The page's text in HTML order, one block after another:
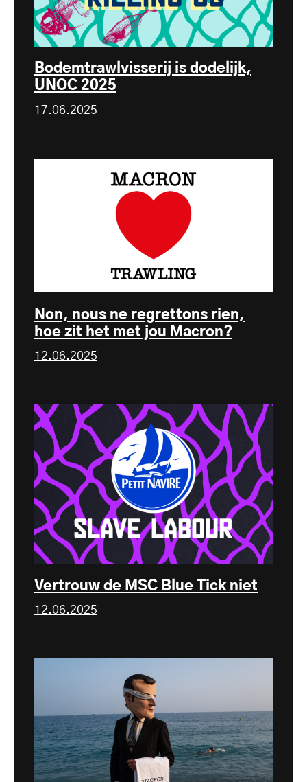
Bodemtrawlvisserij is dodelijk,
UNOC 2025
17.06.2025
Non, nous ne regrettons rien,
hoe zit het met jou Macron?
12.06.2025
Vertrouw de MSC Blue Tick niet
12.06.2025